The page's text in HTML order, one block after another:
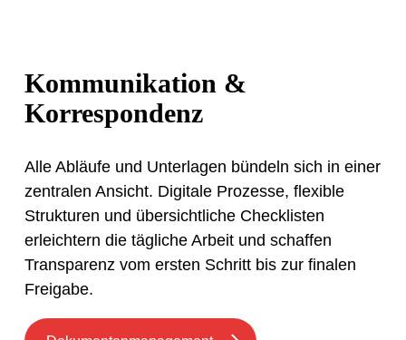
Kommunikation &
Korrespondenz
Alle Abläufe und Unterlagen bündeln sich in einer
zentralen Ansicht. Digitale Prozesse, flexible
Strukturen und übersichtliche Checklisten
erleichtern die tägliche Arbeit und schaffen
Transparenz vom ersten Schritt bis zur finalen
Freigabe.